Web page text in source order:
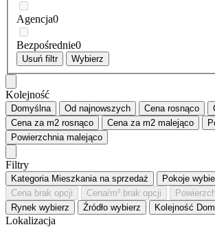
Agencja0
Bezpośrednie0
Usuń filtr Wybierz
Kolejność
Domyślna Od najnowszych Cena rosnąco
Cena za m2 rosnąco Cena za m2 malejąco
Powierzchnia malejąco
Filtry
Kategoria Mieszkania na sprzedaż Pokoje
Cena brak opcji Cena/m² brak opcji
Rynek wybierz Źródło wybierz Kolejność
Lokalizacja